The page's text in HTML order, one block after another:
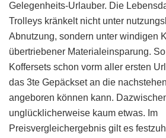
Gelegenheits-Urlauber. Die
Trolleys kränkelt nicht unter
Abnutzung, sondern unter windigen
übertriebener Materialeinsparung.
Koffersets schon vorm aller ersten
das 3te Gepäckset an die
angeboren können kann.
unglücklicherweise kaum etwas. Im
Preisvergleichergebnis gilt es